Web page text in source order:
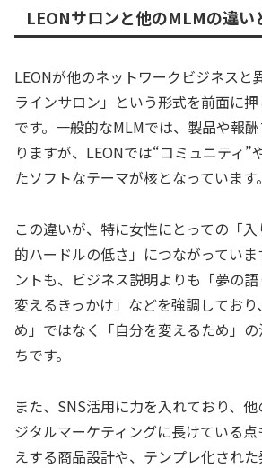
LEONサロンと他のMLMの違い
LEONが他のネットワークビジネスと
ラインサロン」という形式を前面に
です。一般的なMLMでは、製品や報
りますが、LEONでは“コミュニティ”
たソフトなテーマが核となっています。
この違いが、特に女性にとっての「
的ハードルの低さ」につながってい
ントも、ビジネス説明よりも「夢の
変えるきっかけ」などを強調してお
め」ではなく「自分を変えるため」
ちです。
また、SNS活用に力を入れており、
ジタルマーケティングに長けている
えする商品設計や、テンプレ化され